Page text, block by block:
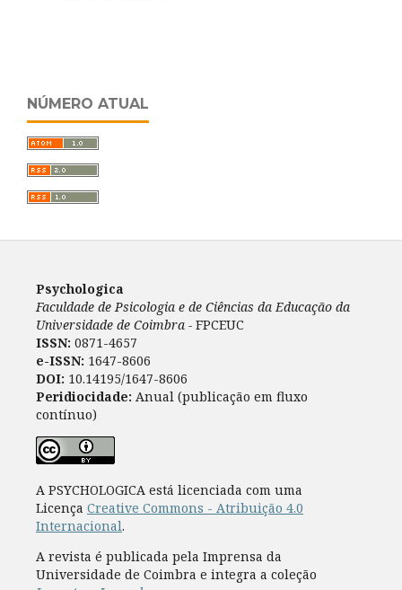
NÚMERO ATUAL
Psychologica
Faculdade de Psicologia e de Ciências da Educação da
Universidade de Coimbra - FPCEUC
ISSN: 0871-4657
e-ISSN: 1647-8606
DOI: 10.14195/1647-8606
Peridiocidade: Anual (publicação em fluxo
contínuo)
A PSYCHOLOGICA está licenciada com uma
Licença Creative Commons - Atribuição 4.0
Internacional.
A revista é publicada pela Imprensa da
Universidade de Coimbra e integra a coleção